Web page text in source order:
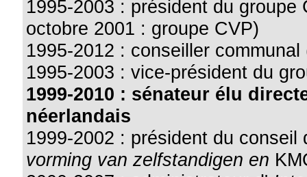
1995-2003 : président du
octobre 2001 : groupe CVP)
1995-2012 : conseiller
1995-2003 : vice-président du
1999-2010 : sénateur élu
néerlandais
1999-2002 : président du conseil
vorming van zelfstandigen en